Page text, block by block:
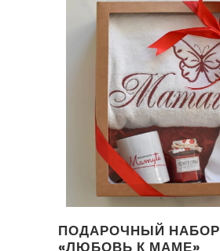
ПОДАРОЧНЫЙ НАБОР
«ЛЮБОВЬ К МАМЕ»